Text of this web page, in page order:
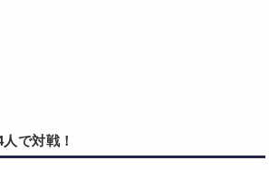
で対戦！